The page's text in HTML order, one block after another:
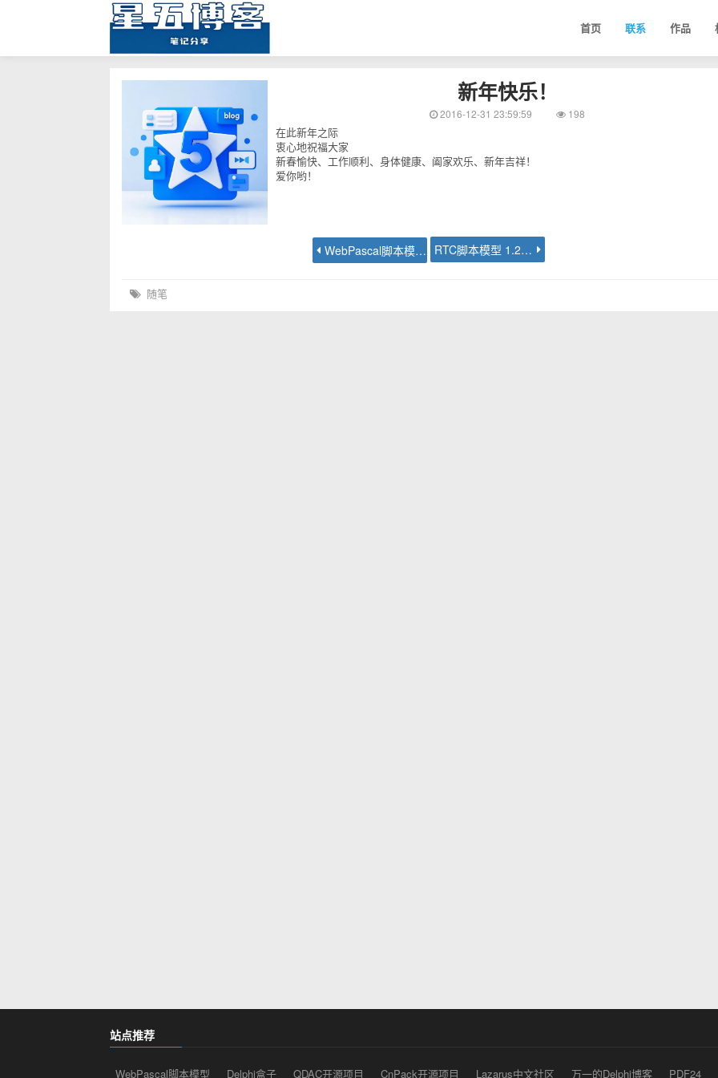
首页 联系 作品
新年快乐！
2016-12-31 23:59:59 198
在此新年之际
衷心地祝福大家
新春愉快、工作顺利、身体健康、阖家欢乐、新年吉祥！
爱你哟！
WebPascal脚本模型教程 - 简介 RTC脚本模型 1.2 发布
随笔
站点推荐
WebPascal脚本模型 Delphi盒子 QDAC开源项目 CnPack开源项目 Lazarus中文社区 万一的Delphi博客 PDF24